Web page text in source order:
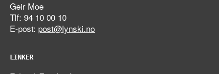
Geir Moe
Tlf: 94 10 00 10
E-post: post@lynski.no
LINKER